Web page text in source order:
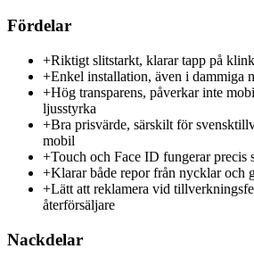
Fördelar
+Riktigt slitstarkt, klarar tapp på
+Enkel installation, även i dammiga
+Hög transparens, påverkar inte
ljusstyrka
+Bra prisvärde, särskilt för
mobil
+Touch och Face ID fungerar precis
+Klarar både repor från nycklar och
+Lätt att reklamera vid
återförsäljare
Nackdelar